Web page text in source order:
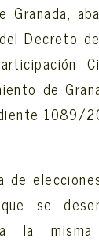
Granada,
Decreto
de
1089/
de
se
a la